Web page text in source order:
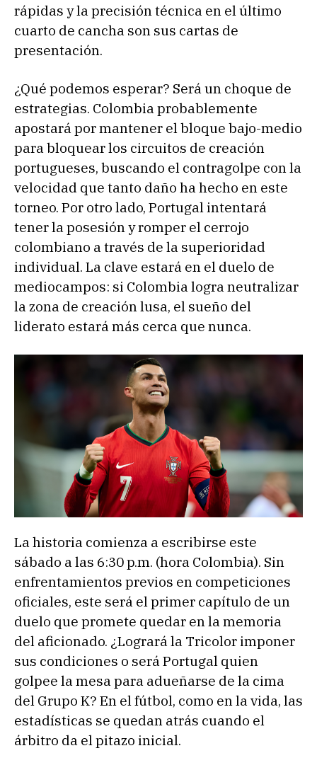
rápidas y la precisión técnica en el último
cuarto de cancha son sus cartas de
presentación.
¿Qué podemos esperar? Será un choque de
estrategias. Colombia probablemente
apostará por mantener el bloque bajo-medio
para bloquear los circuitos de creación
portugueses, buscando el contragolpe con la
velocidad que tanto daño ha hecho en este
torneo. Por otro lado, Portugal intentará
tener la posesión y romper el cerrojo
colombiano a través de la superioridad
individual. La clave estará en el duelo de
mediocampos: si Colombia logra neutralizar
la zona de creación lusa, el sueño del
liderato estará más cerca que nunca.
La historia comienza a escribirse este
sábado a las 6:30 p.m. (hora Colombia). Sin
enfrentamientos previos en competiciones
oficiales, este será el primer capítulo de un
duelo que promete quedar en la memoria
del aficionado. ¿Logrará la Tricolor imponer
sus condiciones o será Portugal quien
golpee la mesa para adueñarse de la cima
del Grupo K? En el fútbol, como en la vida, las
estadísticas se quedan atrás cuando el
árbitro da el pitazo inicial.